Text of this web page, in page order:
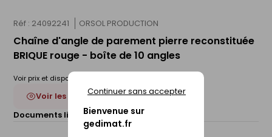
Bienvenue sur
gedimat.fr
Continuer sans accepter
Réf : 24092241 ORSOL PRODUCTION
Chaîne d'angle de parement pierre reconstituée
BRIQUE rouge - boîte de 10 angles
Voir prix et disponibilité en magasin
Voir les 2 déclinaisons
Documents liés :
Fiche technique